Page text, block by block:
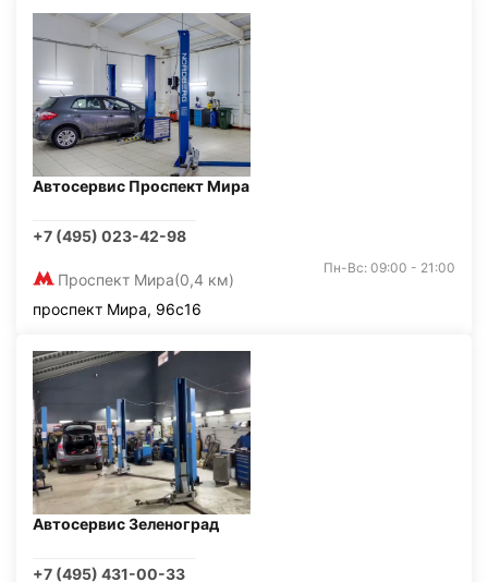
Автосервис Проспект Мира
+7 (495) 023-42-98
Проспект Мира(0,4 км)
Пн-Вс: 09:00 - 21:00
проспект Мира, 96с16
Автосервис Зеленоград
+7 (495) 431-00-33